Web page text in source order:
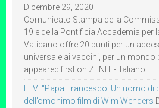
Dicembre 29, 2020
Comunicato Stampa della
19 e della Pontificia Accademia per
Vaticano offre 20 punti per un
universale ai vaccini, per un mondo
appeared first on ZENIT - Italiano.
LEV: “Papa Francesco. Un uomo di
dell’omonimo film di Wim Wenders